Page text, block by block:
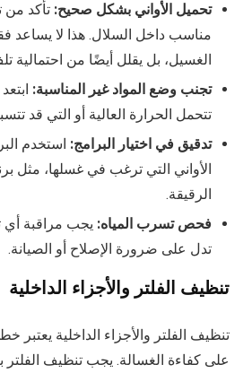
تحميل الأواني بشكل صحيح: تأكد من
مناسب داخل السلال. هذا لا
الغسيل، بل يقلل أيضًا من احتمالية
تجنب وضع المواد غير المناسبة:
تتحمل الحرارة العالية أو التي قد
تدقيق في اختيار البرامج: استخدم
الأواني التي ترغب في غسلها، مثل
الرقيقة.
فحص تسرب المياه: يجب مراقبة أي
تدل على ضرورة الإصلاح أو الصيانة.
تنظيف الفلتر والأجزاء الداخلية
تنظيف الفلتر والأجزاء الداخلية
على كفاءة الغسالة. يجب تنظيف الفلتر